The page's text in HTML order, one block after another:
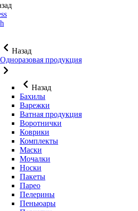
Назад
Одноразовая продукция
Назад
Бахилы
Варежки
Ватная продукция
Воротнички
Коврики
Комплекты
Маски
Мочалки
Носки
Пакеты
Парео
Пелерины
Пеньюары